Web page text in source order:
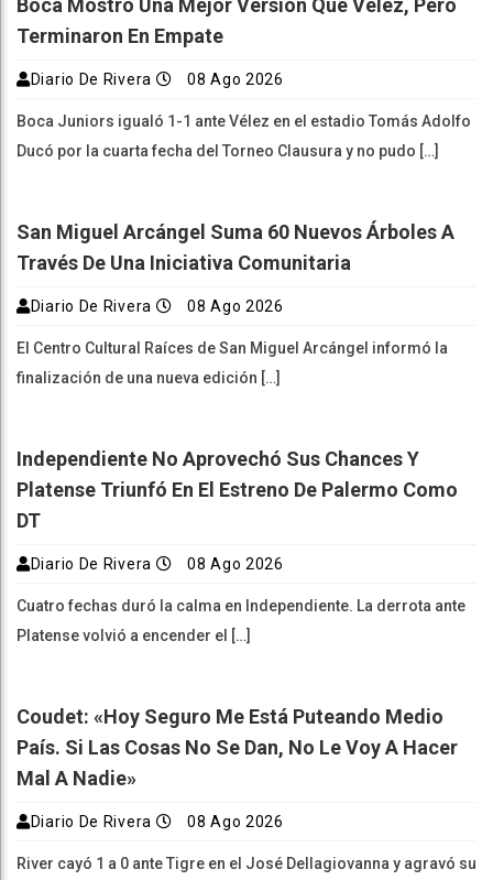
Boca Mostró Una Mejor Versión Que Vélez, Pero
Terminaron En Empate
Diario De Rivera 08 Ago 2026
Boca Juniors igualó 1-1 ante Vélez en el estadio Tomás Adolfo
Ducó por la cuarta fecha del Torneo Clausura y no pudo […]
San Miguel Arcángel Suma 60 Nuevos Árboles A
Través De Una Iniciativa Comunitaria
Diario De Rivera 08 Ago 2026
El Centro Cultural Raíces de San Miguel Arcángel informó la
finalización de una nueva edición […]
Independiente No Aprovechó Sus Chances Y
Platense Triunfó En El Estreno De Palermo Como
DT
Diario De Rivera 08 Ago 2026
Cuatro fechas duró la calma en Independiente. La derrota ante
Platense volvió a encender el […]
Coudet: «Hoy Seguro Me Está Puteando Medio
País. Si Las Cosas No Se Dan, No Le Voy A Hacer
Mal A Nadie»
Diario De Rivera 08 Ago 2026
River cayó 1 a 0 ante Tigre en el José Dellagiovanna y agravó su